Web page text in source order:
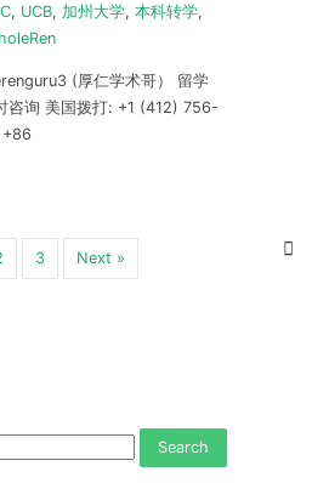
, UCB, 加州大学, 本科转学,
(厚仁学术哥） 留学
咨询 美国拨打: +1 (412) 756-
+86
3 Next »